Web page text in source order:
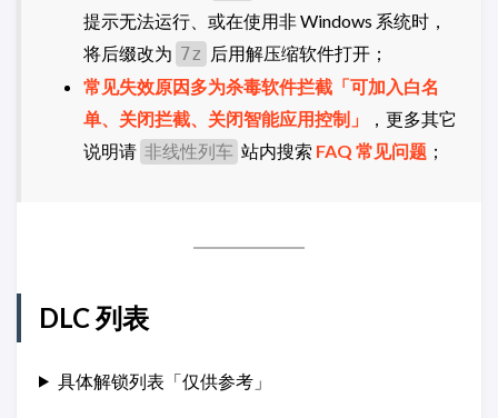
提示无法运行、或在使用非 Windows 系统时，
将后缀改为 7z 后用解压缩软件打开；
常见失效原因多为杀毒软件拦截「可加入白名
单、关闭拦截、关闭智能应用控制」
，更多其它
说明请 非线性列车 站内搜索 FAQ 常见问题 ；
DLC 列表
具体解锁列表「仅供参考」